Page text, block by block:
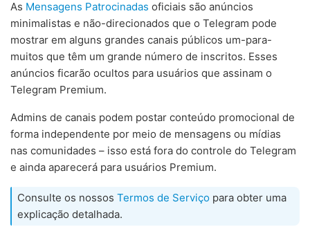
As Mensagens Patrocinadas oficiais são anúncios
minimalistas e não-direcionados que o Telegram pode
mostrar em alguns grandes canais públicos um-para-
muitos que têm um grande número de inscritos. Esses
anúncios ficarão ocultos para usuários que assinam o
Telegram Premium.
Admins de canais podem postar conteúdo promocional de
forma independente por meio de mensagens ou mídias
nas comunidades – isso está fora do controle do Telegram
e ainda aparecerá para usuários Premium.
Consulte os nossos Termos de Serviço para obter uma
explicação detalhada.